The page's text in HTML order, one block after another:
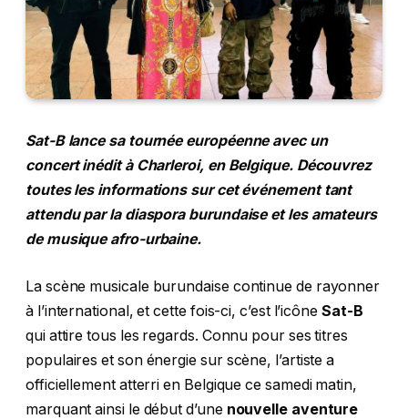
Sat-B lance sa tournée européenne avec un
concert inédit à Charleroi, en Belgique. Découvrez
toutes les informations sur cet événement tant
attendu par la diaspora burundaise et les amateurs
de musique afro-urbaine.
La scène musicale burundaise continue de rayonner
à l’international, et cette fois-ci, c’est l’icône Sat-B
qui attire tous les regards. Connu pour ses titres
populaires et son énergie sur scène, l’artiste a
officiellement atterri en Belgique ce samedi matin,
marquant ainsi le début d’une nouvelle aventure